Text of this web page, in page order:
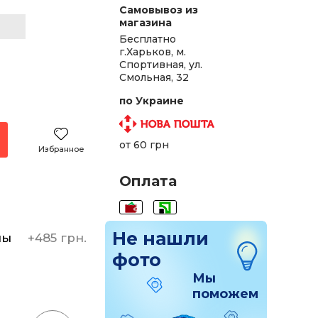
Избранное
+485 грн.
Самовывоз из
магазина
Бесплатно
г.Харьков, м.
Спортивная, ул.
Смольная, 32
по Украине
от 60 грн
Оплата
Не нашли
фото
Мы
поможем